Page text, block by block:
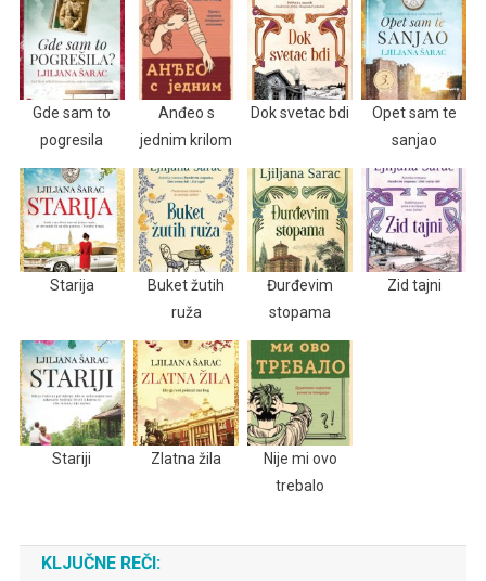
Gde sam to
pogresila
Anđeo s
jednim krilom
Dok svetac bdi
Opet sam te
sanjao
Starija
Buket žutih
ruža
Đurđevim
stopama
Zid tajni
Stariji Zlatna žila
Nije mi ovo
trebalo
KLJUČNE REČI: